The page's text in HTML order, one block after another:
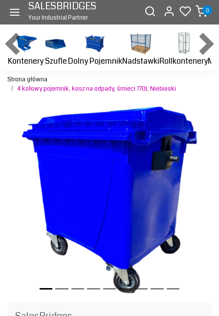
SALESBRIDGES
Your Industrial Partner
0
KontenerySzufleDolny PojemnikNadstawkiRollkontenery
Strona główna
4 kołowy pojemnik, kosz na odpady, śmieci 770L Niebieski
Previous